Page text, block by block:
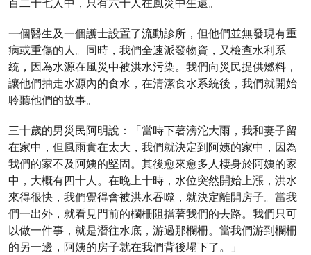
一個醫生及一個護士設置了流動診所，但他們並無發現有重
病或重傷的人。同時，我們全速派發物資，又檢查水利系
統，因為水源在風災中被洪水污染。我們向災民提供燃料，
讓他們抽走水源內的食水，在清潔食水系統後，我們就開始
聆聽他們的故事。
三十歲的男災民阿明說：「當時下著滂沱大雨，我和妻子留
在家中，但風雨實在太大，我們就決定到阿姨的家中，因為
我們的家不及阿姨的堅固。其後愈來愈多人棲身於阿姨的家
中，大概有四十人。在晚上十時，水位突然開始上漲，洪水
來得很快，我們覺得會被洪水吞噬，就決定離開房子。當我
們一出外，就看見門前的欄柵阻擋著我們的去路。我們只可
以做一件事，就是潛往水底，游過那欄柵。當我們游到欄柵
的另一邊，阿姨的房子就在我們背後塌下了。」